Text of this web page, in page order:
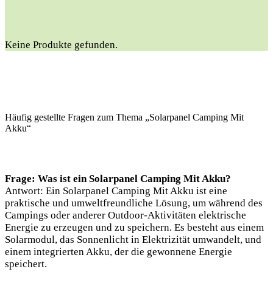
Keine Produkte gefunden.
Häufig gestellte Fragen zum Thema „Solarpanel Camping Mit
Akku“
Frage: Was ist ein Solarpanel Camping Mit Akku?
Antwort: Ein Solarpanel Camping Mit Akku ist eine
praktische und umweltfreundliche Lösung, um während des
Campings oder anderer Outdoor-Aktivitäten elektrische
Energie zu erzeugen und zu speichern. Es besteht aus einem
Solarmodul, das Sonnenlicht in Elektrizität umwandelt, und
einem integrierten Akku, der die gewonnene Energie
speichert.